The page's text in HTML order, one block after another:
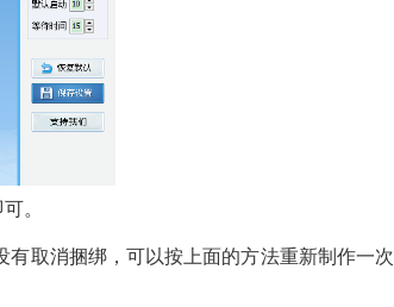
。
取消捆绑，可以按上面的方法重新制作一次